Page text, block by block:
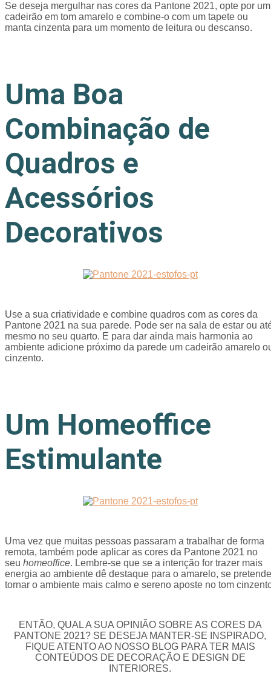
Se deseja mergulhar nas cores da Pantone 2021, opte por um
cadeirão em tom amarelo e combine-o com um tapete ou
manta cinzenta para um momento de leitura ou descanso.
Uma Boa
Combinação de
Quadros e
Acessórios
Decorativos
Use a sua criatividade e combine quadros com as cores da
Pantone 2021 na sua parede. Pode ser na sala de estar ou
mesmo no seu quarto. E para dar ainda mais harmonia ao
ambiente adicione próximo da parede um cadeirão amarelo
cinzento.
Um Homeoffice
Estimulante
Uma vez que muitas pessoas passaram a trabalhar de forma
remota, também pode aplicar as cores da Pantone 2021 no
seu homeoffice. Lembre-se que se a intenção for trazer mais
energia ao ambiente dê destaque para o amarelo, se pretende
tornar o ambiente mais calmo e sereno aposte no tom
ENTÃO, QUAL A SUA OPINIÃO SOBRE AS CORES DA
PANTONE 2021? SE DESEJA MANTER-SE INSPIRADO,
FIQUE ATENTO AO NOSSO BLOG PARA TER MAIS
CONTEÚDOS DE DECORAÇÃO E DESIGN DE
INTERIORES.